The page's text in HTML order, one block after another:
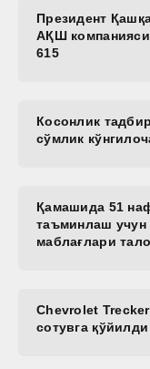
Президент
АҚШ
615
Косонлик
сўмлик
Қамашида 51
таъминлаш учун
маблағлари
Chevrolet
сотувга